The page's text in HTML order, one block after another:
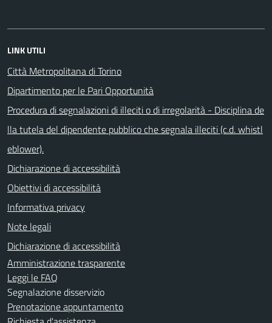
LINK UTILI
Città Metropolitana di Torino
Dipartimento per le Pari Opportunità
Procedura di segnalazioni di illeciti o di irregolarità - Disciplina de
lla tutela del dipendente pubblico che segnala illeciti (c.d. whistl
eblower).
Dichiarazione di accessibilità
Obiettivi di accessibilità
Informativa privacy
Note legali
Dichiarazione di accessibilità
Amministrazione trasparente
Leggi le FAQ
Segnalazione disservizio
Prenotazione appuntamento